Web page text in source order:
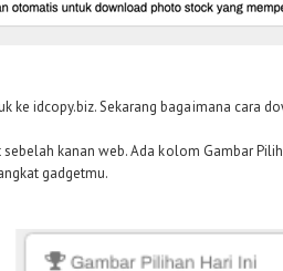
ke idcopy.biz. Sekarang bagaimana cara
kanan web. Ada kolom Gambar
gadgetmu.